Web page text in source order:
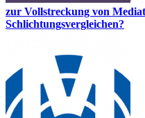
zur Vollstreckung von
Schlichtungsvergleichen?